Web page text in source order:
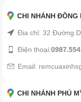
CHI NHÁNH ĐÔNG
Địa chỉ: 32 Đường
Điện thoại:
Email:
CHI NHÁNH PHÚ